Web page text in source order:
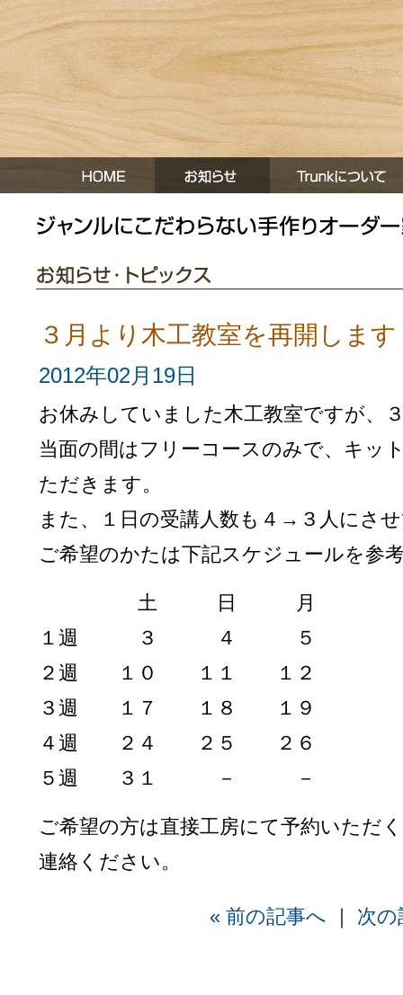
３月より木工教室を再開します
2012年02月19日
お休みしていました木工教室ですが、
当面の間はフリーコースのみで、キッ
ただきます。
また、１日の受講人数も４→３人にさ
ご希望のかたは下記スケジュールを参
土 日 月
１週 ３ ４ ５
２週 １０ １１ １２
３週 １７ １８ １９
４週 ２４ ２５ ２６
５週 ３１ － －
ご希望の方は直接工房にて予約いただ
連絡ください。
« 前の記事へ ｜ 次の